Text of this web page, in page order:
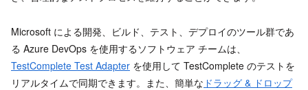
Microsoft による開発、ビルド、テスト、デプロイのツール群であ
る Azure DevOps を使用するソフトウェア チームは、
TestComplete Test Adapter を使用して TestComplete のテストを
リアルタイムで同期できます。また、簡単な ドラッグ & ドロップ